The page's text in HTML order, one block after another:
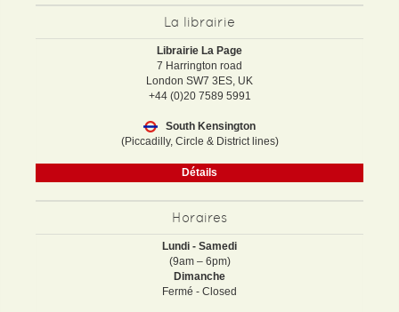
La librairie
Librairie La Page
7 Harrington road
London SW7 3ES, UK
+44 (0)20 7589 5991
South Kensington
(Piccadilly, Circle & District lines)
Détails
Horaires
Lundi - Samedi
(9am – 6pm)
Dimanche
Fermé - Closed